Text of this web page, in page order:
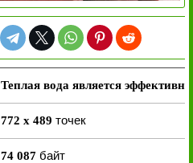
Теплая вода является
772 x 489 точек
74 087 байт